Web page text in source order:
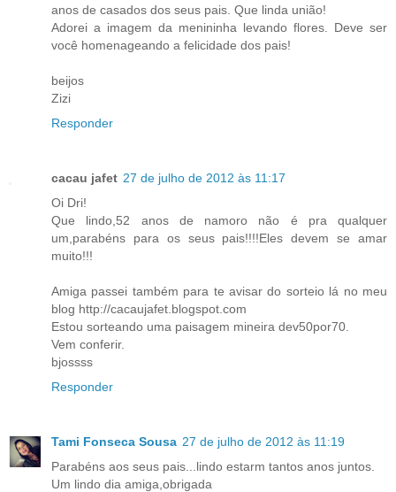
anos de casados dos seus pais. Que linda união!
Adorei a imagem da menininha levando flores. Deve ser
você homenageando a felicidade dos pais!
beijos
Zizi
Responder
cacau jafet 27 de julho de 2012 às 11:17
Oi Dri!
Que lindo,52 anos de namoro não é pra qualquer
um,parabéns para os seus pais!!!!Eles devem se amar
muito!!!
Amiga passei também para te avisar do sorteio lá no meu
blog http://cacaujafet.blogspot.com
Estou sorteando uma paisagem mineira dev50por70.
Vem conferir.
bjossss
Responder
Tami Fonseca Sousa 27 de julho de 2012 às 11:19
Parabéns aos seus pais...lindo estarm tantos anos juntos.
Um lindo dia amiga,obrigada